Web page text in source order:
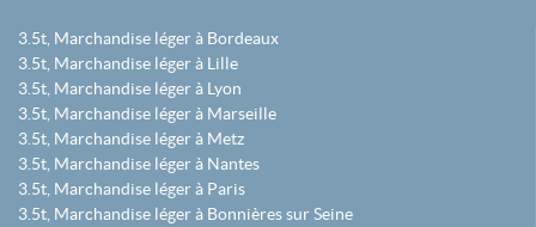
3.5t, Marchandise léger à Bordeaux
3.5t, Marchandise léger à Lille
3.5t, Marchandise léger à Lyon
3.5t, Marchandise léger à Marseille
3.5t, Marchandise léger à Metz
3.5t, Marchandise léger à Nantes
3.5t, Marchandise léger à Paris
3.5t, Marchandise léger à Bonnières sur Seine